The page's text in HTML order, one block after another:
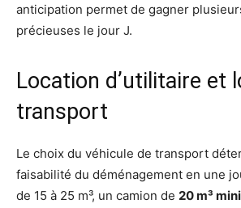
anticipation permet de gagner
précieuses le jour J.
Location d’utilitaire et
transport
Le choix du véhicule de transport
faisabilité du déménagement en une
de 15 à 25 m³, un camion de 20 m³